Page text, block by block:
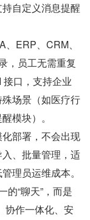
自定义消息提醒
ERP、CRM、
，员工无需重复
口，支持企业
场景（如医疗行
模块）。
部署，不会出现
、批量管理，适
理员运维成本。
的“聊天”，而是
协作一体化、安